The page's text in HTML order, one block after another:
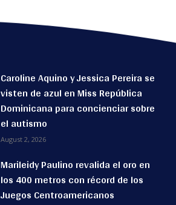
Caroline Aquino y Jessica Pereira se
visten de azul en Miss República
Dominicana para concienciar sobre
el autismo
August 2, 2026
Marileidy Paulino revalida el oro en
los 400 metros con récord de los
Juegos Centroamericanos